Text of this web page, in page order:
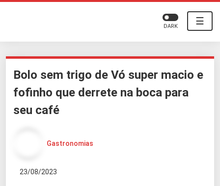
☰
DARK
Bolo sem trigo de Vó super macio e
fofinho que derrete na boca para
seu café
Gastronomias
23/08/2023